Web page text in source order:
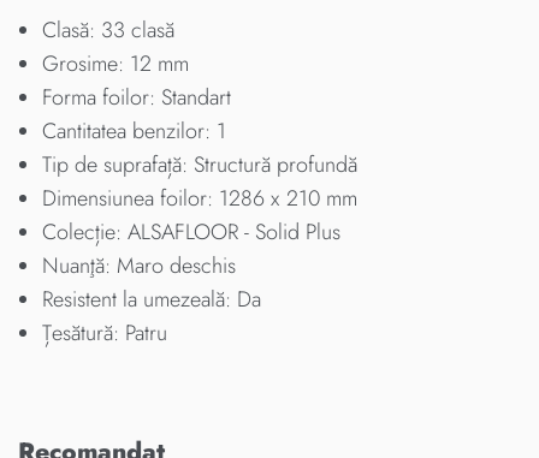
Clasă: 33 clasă
Grosime: 12 mm
Forma foilor: Standart
Cantitatea benzilor: 1
Tip de suprafață: Structură profundă
Dimensiunea foilor: 1286 х 210 mm
Colecție: ALSAFLOOR - Solid Plus
Nuanţă: Maro deschis
Resistent la umezeală: Da
Țesătură: Patru